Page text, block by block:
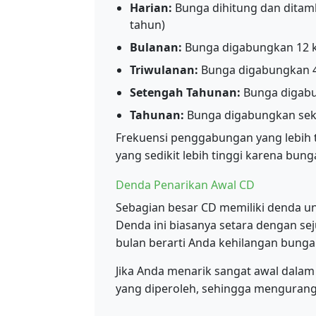
Harian: Bunga dihitung dan
tahun)
Bulanan: Bunga digabungkan 12
Triwulanan: Bunga digabungkan
Setengah Tahunan: Bunga
Tahunan: Bunga digabungkan
Frekuensi penggabungan yang
yang sedikit lebih tinggi karena
Denda Penarikan Awal CD
Sebagian besar CD memiliki denda
Denda ini biasanya setara dengan
bulan berarti Anda kehilangan
Jika Anda menarik sangat awal
yang diperoleh, sehingga